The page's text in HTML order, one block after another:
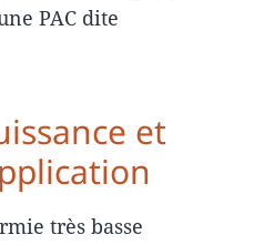
PAC dite
et
très basse